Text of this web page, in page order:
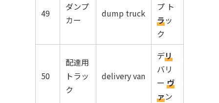
49
ダンプ
カー
dump truck
プ ト
ラッ
ク
50
配達用
トラッ
ク
delivery van
デリ
バリ
ーヴ
ァン